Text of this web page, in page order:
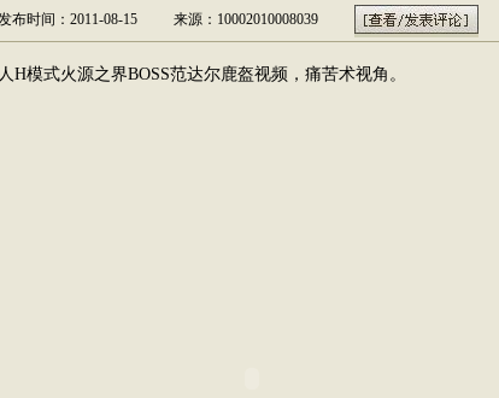
布时间：2011-08-15 来源：10002010008039
H模式火源之界BOSS范达尔鹿盔视频，痛苦术视角。